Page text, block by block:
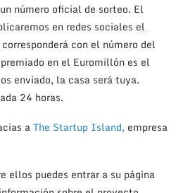
número oficial de sorteo. El
en redes sociales el
con el número del
en el Euromillón es el
enviado, la casa será tuya.
24 horas.
aThe Startup Island, empresa
ellos puedes entrar a su página